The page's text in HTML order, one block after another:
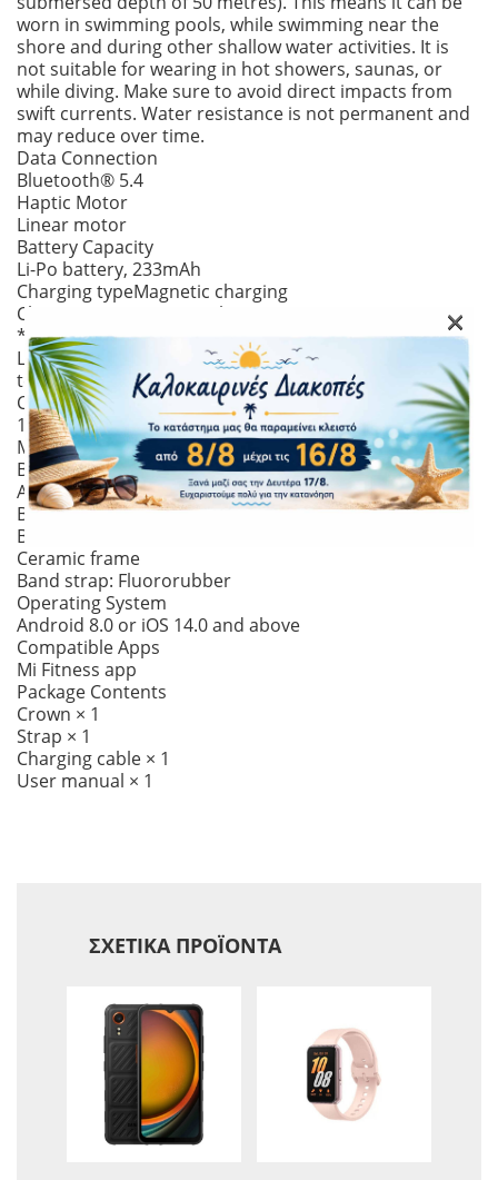
worn in swimming pools, while swimming near the
shore and during other shallow water activities. It is
not suitable for wearing in hot showers, saunas, or
while diving. Make sure to avoid direct impacts from
swift currents. Water resistance is not permanent and
may reduce over time.
Data Connection
Bluetooth® 5.4
Haptic Motor
Linear motor
Battery Capacity
Li-Po battery, 233mAh
Charging typeMagnetic charging
Charging time
Approx. 1 hour
*Charging time test data comes from Xiaomi Internal
Lab. Actual charging time may vary due to ambient
temperature, battery life and other factors.
Compatible Wrist Circumference
135–210mm
Material
Band 10
Aluminum alloy frame
Band strap: TPU
Band 10 Ceramic Edition
Ceramic frame
Band strap: Fluororubber
Operating System
Android 8.0 or iOS 14.0 and above
Compatible Apps
Mi Fitness app
Package Contents
Crown × 1
Strap × 1
Charging cable × 1
User manual × 1
ΣΧΕΤΙΚΆ ΠΡΟΪΌΝΤΑ
×